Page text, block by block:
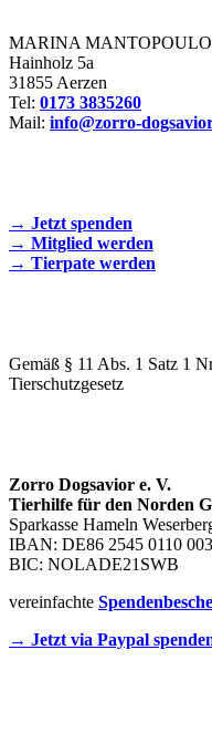
MARINA
Hainholz 5a
31855 Aerzen
Tel: 0173 3835260
Mail: info@zorro-
→ Jetzt spenden
→ Mitglied werden
→ Tierpate werden
Gemäß § 11 Abs. 1 Satz 1
Tierschutzgesetz
Zorro Dogsavior e. V.
Tierhilfe für den Norden
Sparkasse Hameln
IBAN: DE86 2545 0110
BIC: NOLADE21SWB
vereinfachte
→ Jetzt via Paypal